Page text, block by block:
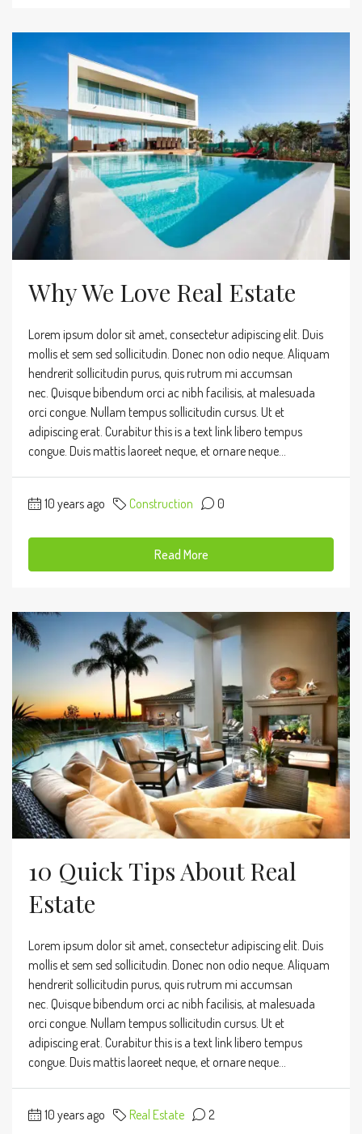
Why We Love Real Estate
Lorem ipsum dolor sit amet, consectetur adipiscing elit. Duis
mollis et sem sed sollicitudin. Donec non odio neque. Aliquam
hendrerit sollicitudin purus, quis rutrum mi accumsan
nec. Quisque bibendum orci ac nibh facilisis, at malesuada
orci congue. Nullam tempus sollicitudin cursus. Ut et
adipiscing erat. Curabitur this is a text link libero tempus
congue. Duis mattis laoreet neque, et ornare neque...
10 years ago Construction 0
Read More
10 Quick Tips About Real
Estate
Lorem ipsum dolor sit amet, consectetur adipiscing elit. Duis
mollis et sem sed sollicitudin. Donec non odio neque. Aliquam
hendrerit sollicitudin purus, quis rutrum mi accumsan
nec. Quisque bibendum orci ac nibh facilisis, at malesuada
orci congue. Nullam tempus sollicitudin cursus. Ut et
adipiscing erat. Curabitur this is a text link libero tempus
congue. Duis mattis laoreet neque, et ornare neque...
10 years ago Real Estate 2